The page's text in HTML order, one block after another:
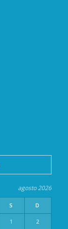
agosto 2026
S D
1 2